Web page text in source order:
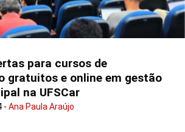
para cursos de
gratuitos e online em gestão
na UFSCar
- Ana Paula Araújo